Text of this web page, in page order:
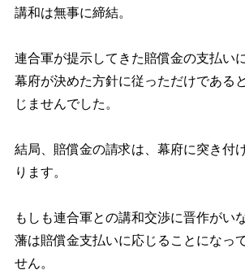
講和は無事に締結。
連合軍が提示してきた賠償金の支払い
幕府が決めた方針に従っただけである
じませんでした。
結局、賠償金の請求は、幕府に突き付
ります。
もしも連合軍との講和交渉に晋作がい
藩は賠償金支払いに応じることになっ
せん。